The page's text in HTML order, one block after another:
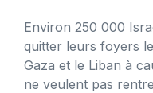
Environ 250 000
quitter leurs foyers
Gaza et le Liban à
ne veulent pas